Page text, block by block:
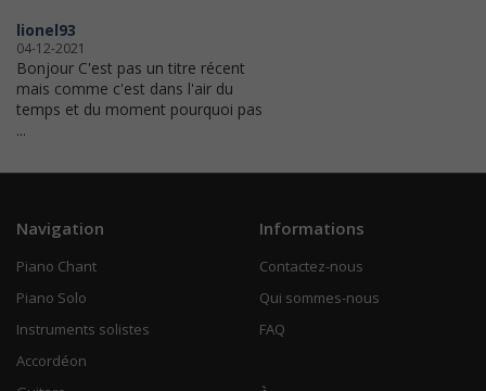
lionel93
04-12-2021
Bonjour C'est pas un titre récent
mais comme c'est dans l'air du
temps et du moment pourquoi pas
...
Navigation
Piano Chant
Piano Solo
Instruments solistes
Accordéon
Informations
Contactez-nous
Qui sommes-nous
FAQ